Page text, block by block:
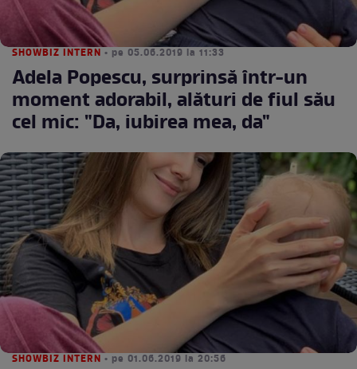
SHOWBIZ INTERN • pe 05.06.2019 la 11:33
Adela Popescu, surprinsă într-un
moment adorabil, alături de fiul său
cel mic: "Da, iubirea mea, da"
SHOWBIZ INTERN • pe 01.06.2019 la 20:56